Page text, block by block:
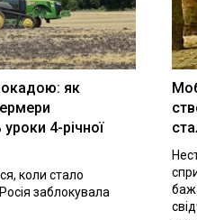
як
4-річної
коли стало
заблокувала